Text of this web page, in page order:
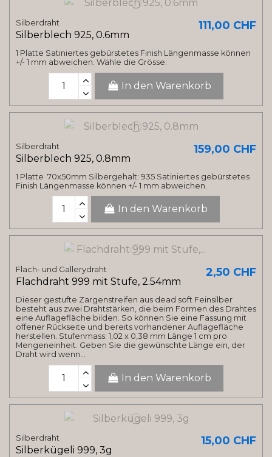
Silberdraht
Silberblech 925, 0.6mm
111,00 CHF
1 Platte Satiniertes gebürstetes Finish Längenmasse können
+/- 1 mm abweichen. Wähle die Grösse:
In den Warenkorb
Silberdraht
Silberblech 925, 0.8mm
159,00 CHF
1 Platte 70x50mm Silbergehalt: 935 Satiniertes gebürstetes
Finish Längenmasse können +/- 1 mm abweichen.
In den Warenkorb
Flach- und Gallerydraht
Flachdraht 999 mit Stufe, 2.54mm
2,50 CHF
Dieser gestufte Zargenstreifen aus dead soft Feinsilber
besteht aus zwei Drahtstärken, die beim Formen des Drahtes
eine Auflagefläche bilden. So können Sie eine Fassung mit
offener Rückseite und bereits vorhandener Auflagefläche
herstellen. Stufenmass: 1,02 x 0,38 mm Länge 1 cm pro
Mengeneinheit. Geben Sie die gewünschte Länge ein, der
Draht wird wenn...
In den Warenkorb
Silberdraht
Silberkügeli 999, 3g
15,00 CHF